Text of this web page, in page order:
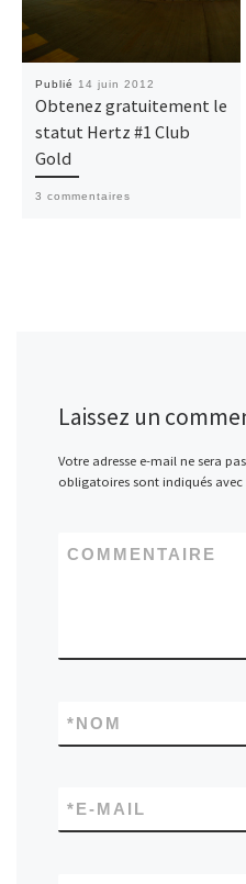
Publié 14 juin 2012
Obtenez gratuitement le
statut Hertz #1 Club
Gold
3 commentaires
Laissez un
Votre adresse e-mail ne sera
obligatoires sont indiqués avec
COMMENTAIRE
NOM
*
E-MAIL
*